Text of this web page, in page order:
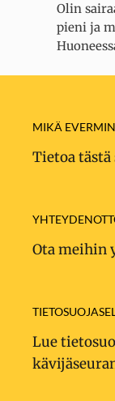
Olin
pieni ja
MIKÄ
Tietoa
Ota meihin
Lue